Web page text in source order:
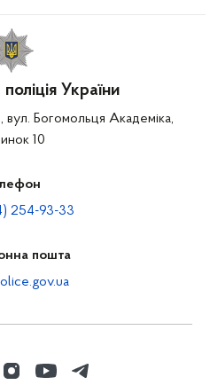
України
вул. Богомольця Академіка,
10
254-93-33
пошта